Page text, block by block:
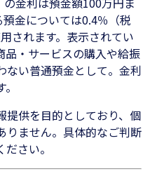
金については0.4％（税
されます。表示されてい
品・サービスの購入や給振
ない普通預金として。金利
供を目的としており、個
りません。具体的なご判断
さい。